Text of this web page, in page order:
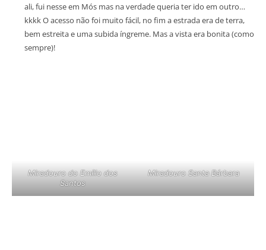
ali, fui nesse em Mós mas na verdade queria ter ido em outro…
kkkk O acesso não foi muito fácil, no fim a estrada era de terra,
bem estreita e uma subida íngreme. Mas a vista era bonita (como
sempre)!
Miradouro do Emílio dos
Santos
Miradouro Santa Bárbara